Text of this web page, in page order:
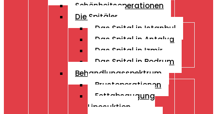
Schönheitsoperationen
Die Spitäler
Das Spital in Istanbul
Das Spital in Antalya
Das Spital in Izmir
Das Spital in Bodrum
Behandlungsspektrum
Brustoperationen
Fettabsaugung
Liposuktion